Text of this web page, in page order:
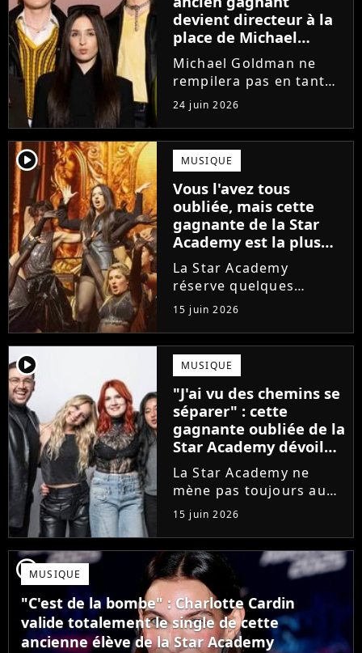
devient directeur à la
place de Michael
Goldman ? Il donne
enfin sa réponse
Michael Goldman ne
rempilera pas en tant
que directeur de la
prochaine saison de la
Star Academy. Mais qui
prendra sa place ? Alors
que son nom circule,
cet ancien gagnant de
l'émission...
24 juin 2026
player2 MUSIQUE
Vous l'avez tous
oubliée, mais cette
gagnante de la Star
Academy est la plus
écoutée de l'histoire
de l'émission !
La Star Academy
réserve quelques
surprises. Cette
gagnante totalement
oubliée de l'émission
est aujourd'hui plus
écoutée en streaming
que Jenifer et Nolwenn
Leroy !
15 juin 2026
player2 MUSIQUE
"J'ai vu des chemins se
séparer" : cette
gagnante oubliée de la
Star Academy dévoile
l'envers du décor du
métier
La Star Academy ne
mène pas toujours au
succès. Après l'échec de
son premier album,
Anisha Jo, gagnante de
la Star Academy 2022, a
vu beaucoup de portes
se fermer. Sur
Instagram, elle...
15 juin 2026
player2MUSIQUE
"C'est de la bombe" : Charlotte Cardin
valide totalement le single de cette
ancienne élève de la Star Academy